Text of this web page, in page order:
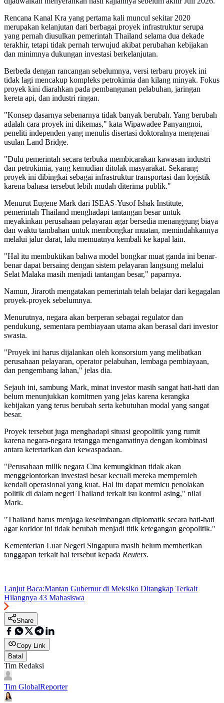
Rencana Kanal Kra yang pertama kali muncul sekitar 2020
merupakan kelanjutan dari berbagai proyek infrastruktur serupa
yang pernah diusulkan pemerintah Thailand selama dua dekade
terakhir, tetapi tidak pernah terwujud akibat perubahan kebijakan
dan minimnya dukungan investasi berkelanjutan.
Berbeda dengan rancangan sebelumnya, versi terbaru proyek ini
tidak lagi mencakup kompleks petrokimia dan kilang minyak. Fokus
proyek kini diarahkan pada pembangunan pelabuhan, jaringan
kereta api, dan industri ringan.
"Konsep dasarnya sebenarnya tidak banyak berubah. Yang berubah
adalah cara proyek ini dikemas," kata Wipawadee Panyangnoi,
peneliti independen yang menulis disertasi doktoralnya mengenai
usulan Land Bridge.
"Dulu pemerintah secara terbuka membicarakan kawasan industri
dan petrokimia, yang kemudian ditolak masyarakat. Sekarang
proyek ini dibingkai sebagai infrastruktur transportasi dan logistik
karena bahasa tersebut lebih mudah diterima publik."
Menurut Eugene Mark dari ISEAS-Yusof Ishak Institute,
pemerintah Thailand menghadapi tantangan besar untuk
meyakinkan perusahaan pelayaran agar bersedia menanggung biaya
dan waktu tambahan untuk membongkar muatan, memindahkannya
melalui jalur darat, lalu memuatnya kembali ke kapal lain.
"Hal itu membuktikan bahwa model bongkar muat ganda ini benar-
benar dapat bersaing dengan sistem pelayaran langsung melalui
Selat Malaka masih menjadi tantangan besar," paparnya.
Namun, Jiraroth mengatakan pemerintah telah belajar dari kegagalan
proyek-proyek sebelumnya.
Menurutnya, negara akan berperan sebagai regulator dan
pendukung, sementara pembiayaan utama akan berasal dari investor
swasta.
"Proyek ini harus dijalankan oleh konsorsium yang melibatkan
perusahaan pelayaran, operator pelabuhan, lembaga pembiayaan,
dan pengembang lahan," jelas dia.
Sejauh ini, sambung Mark, minat investor masih sangat hati-hati dan
belum menunjukkan komitmen yang jelas karena kerangka
kebijakan yang terus berubah serta kebutuhan modal yang sangat
besar.
Proyek tersebut juga menghadapi situasi geopolitik yang rumit
karena negara-negara tetangga mengamatinya dengan kombinasi
antara ketertarikan dan kewaspadaan.
"Perusahaan milik negara Cina kemungkinan tidak akan
menggelontorkan investasi besar kecuali mereka memperoleh
kendali operasional yang kuat. Hal itu dapat memicu penolakan
politik di dalam negeri Thailand terkait isu kontrol asing," nilai
Mark.
"Thailand harus menjaga keseimbangan diplomatik secara hati-hati
agar koridor ini tidak berubah menjadi titik ketegangan geopolitik."
Kementerian Luar Negeri Singapura masih belum memberikan
tanggapan terkait hal tersebut kepada Reuters.
Lanjut Baca:Mantan Gubernur di Meksiko Ditangkap Terkait
Hilangnya 43 Mahasiswa
Share
Copy Link
Batal
Tim Redaksi
Tim GlobalReporter